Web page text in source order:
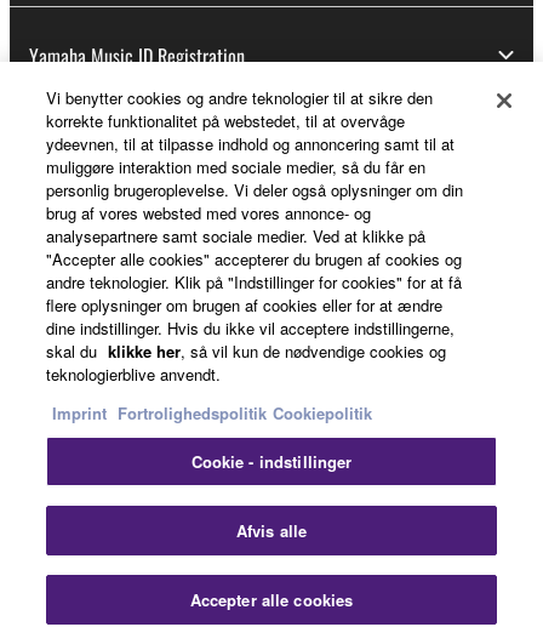
Yamaha Music ID Registration
About Yamaha
Danmark - English
Business
Betingelser og vilkår
CookiepolitikImprint
© Yamaha Corporation.
Vi benytter cookies og andre teknologier til at sikre den
korrekte funktionalitet på webstedet, til at overvåge
ydeevnen, til at tilpasse indhold og annoncering samt til at
muliggøre interaktion med sociale medier, så du får en
personlig brugeroplevelse. Vi deler også oplysninger om din
brug af vores websted med vores annonce- og
analysepartnere samt sociale medier. Ved at klikke på
"Accepter alle cookies" accepterer du brugen af cookies og
andre teknologier. Klik på "Indstillinger for cookies" for at få
flere oplysninger om brugen af cookies eller for at ændre
dine indstillinger. Hvis du ikke vil acceptere indstillingerne,
skal du klikke her, så vil kun de nødvendige cookies og
teknologierblive anvendt.
Imprint Fortrolighedspolitik Cookiepolitik
Cookie - indstillinger
Afvis alle
Accepter alle cookies